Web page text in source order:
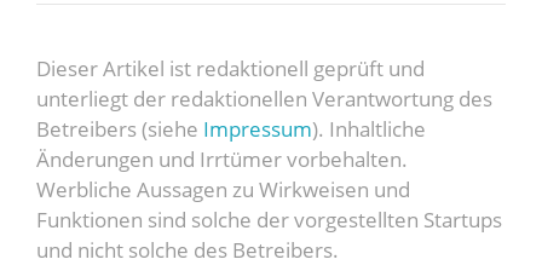
Dieser Artikel ist redaktionell geprüft und
unterliegt der redaktionellen Verantwortung des
Betreibers (siehe Impressum). Inhaltliche
Änderungen und Irrtümer vorbehalten.
Werbliche Aussagen zu Wirkweisen und
Funktionen sind solche der vorgestellten Startups
und nicht solche des Betreibers.